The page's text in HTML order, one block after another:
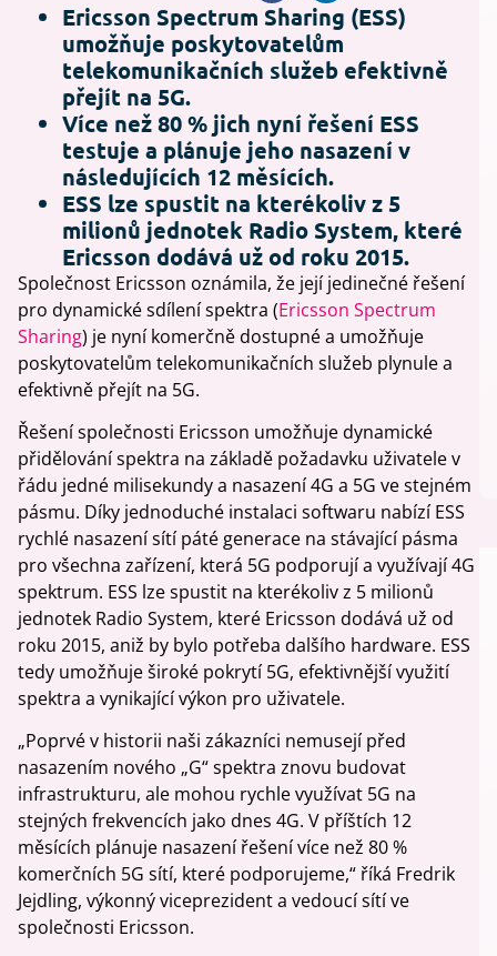
Ericsson Spectrum Sharing (ESS)
umožňuje poskytovatelům
telekomunikačních služeb efektivně
přejít na 5G.
Více než 80 % jich nyní řešení ESS
testuje a plánuje jeho nasazení v
následujících 12 měsících.
ESS lze spustit na kterékoliv z 5
milionů jednotek Radio System, které
Ericsson dodává už od roku 2015.
Společnost Ericsson oznámila, že její jedinečné řešení
pro dynamické sdílení spektra (Ericsson Spectrum
Sharing) je nyní komerčně dostupné a umožňuje
poskytovatelům telekomunikačních služeb plynule a
efektivně přejít na 5G.
Řešení společnosti Ericsson umožňuje dynamické
přidělování spektra na základě požadavku uživatele v
řádu jedné milisekundy a nasazení 4G a 5G ve stejném
pásmu. Díky jednoduché instalaci softwaru nabízí ESS
rychlé nasazení sítí páté generace na stávající pásma
pro všechna zařízení, která 5G podporují a využívají 4G
spektrum. ESS lze spustit na kterékoliv z 5 milionů
jednotek Radio System, které Ericsson dodává už od
roku 2015, aniž by bylo potřeba dalšího hardware. ESS
tedy umožňuje široké pokrytí 5G, efektivnější využití
spektra a vynikající výkon pro uživatele.
„Poprvé v historii naši zákazníci nemusejí před
nasazením nového „G“ spektra znovu budovat
infrastrukturu, ale mohou rychle využívat 5G na
stejných frekvencích jako dnes 4G. V příštích 12
měsících plánuje nasazení řešení více než 80 %
komerčních 5G sítí, které podporujeme,“ říká Fredrik
Jejdling, výkonný viceprezident a vedoucí sítí ve
společnosti Ericsson.